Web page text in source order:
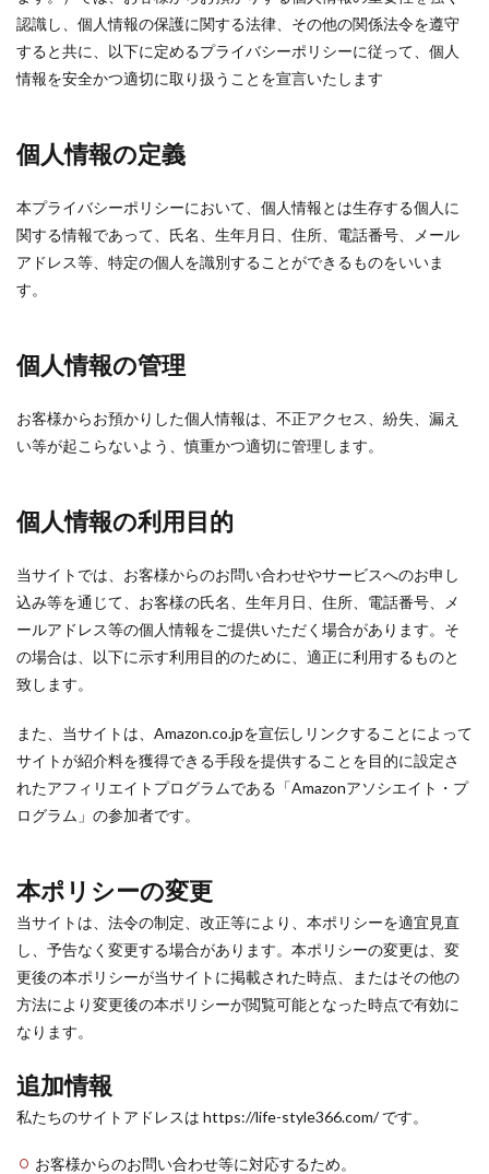
認識し、個人情報の保護に関する法律、その他の関係法令を遵守
すると共に、以下に定めるプライバシーポリシーに従って、個人
情報を安全かつ適切に取り扱うことを宣言いたします
個人情報の定義
本プライバシーポリシーにおいて、個人情報とは生存する個人に
関する情報であって、氏名、生年月日、住所、電話番号、メール
アドレス等、特定の個人を識別することができるものをいいま
す。
個人情報の管理
お客様からお預かりした個人情報は、不正アクセス、紛失、漏え
い等が起こらないよう、慎重かつ適切に管理します。
個人情報の利用目的
当サイトでは、お客様からのお問い合わせやサービスへのお申し
込み等を通じて、お客様の氏名、生年月日、住所、電話番号、メ
ールアドレス等の個人情報をご提供いただく場合があります。そ
の場合は、以下に示す利用目的のために、適正に利用するものと
致します。
また、当サイトは、Amazon.co.jpを宣伝しリンクすることによって
サイトが紹介料を獲得できる手段を提供することを目的に設定さ
れたアフィリエイトプログラムである「Amazonアソシエイト・プ
ログラム」の参加者です。
本ポリシーの変更
当サイトは、法令の制定、改正等により、本ポリシーを適宜見直
し、予告なく変更する場合があります。本ポリシーの変更は、変
更後の本ポリシーが当サイトに掲載された時点、またはその他の
方法により変更後の本ポリシーが閲覧可能となった時点で有効に
なります。
追加情報
私たちのサイトアドレスは https://life-style366.com/ です。
お客様からのお問い合わせ等に対応するため。